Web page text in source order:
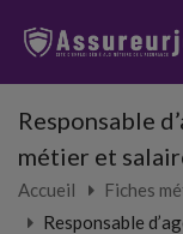
Responsable
métier et
Accueil
Fiches
Responsable